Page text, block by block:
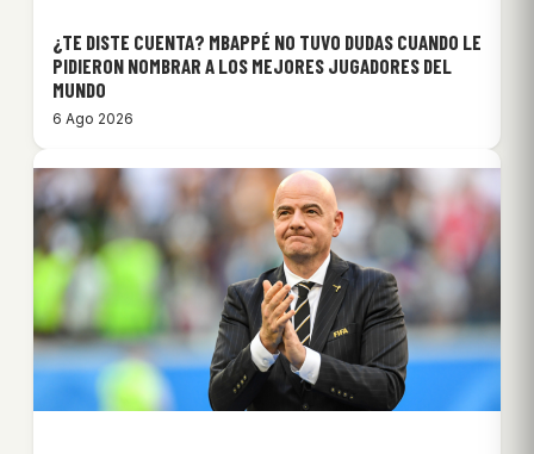
¿TE DISTE CUENTA? MBAPPÉ NO TUVO DUDAS CUANDO LE
PIDIERON NOMBRAR A LOS MEJORES JUGADORES DEL
MUNDO
6 Ago 2026